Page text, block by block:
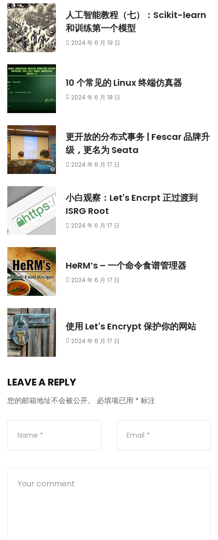
人工智能教程（七）：Scikit-learn
和训练第一个模型
2024 年 6 月 19 日
10 个常见的 Linux 终端仿真器
2024 年 6 月 18 日
更开放的分布式事务 | Fescar 品牌升
级，更名为 Seata
2024 年 6 月 17 日
小白观察：Let's Encrpt 正过渡到
ISRG Root
2024 年 6 月 17 日
HeRM’s – 一个命令食谱管理器
2024 年 6 月 17 日
使用 Let's Encrypt 保护你的网站
2024 年 6 月 17 日
LEAVE A REPLY
您的邮箱地址不会被公开。 必填项已用 * 标注